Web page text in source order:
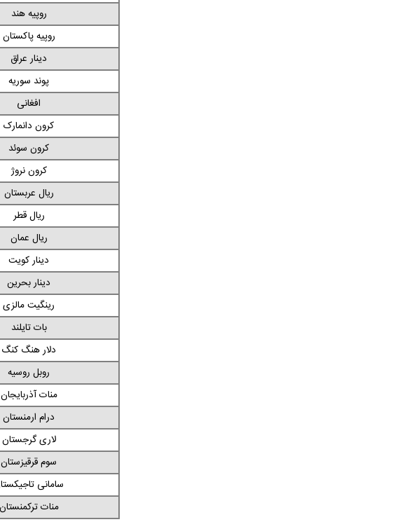
روپیه هند
روپیه پاکستان
دینار عراق
پوند سوریه
افغانی
کرون دانمارک
کرون سوئد
کرون نروژ
ریال عربستان
ریال قطر
ریال عمان
دینار کویت
دینار بحرین
رینگیت مالزی
بات تایلند
دلار هنگ کنگ
روبل روسیه
منات آذربایجان
درام ارمنستان
لاری گرجستان
سوم قرقیزستان
سامانی
منات ترکمنستان